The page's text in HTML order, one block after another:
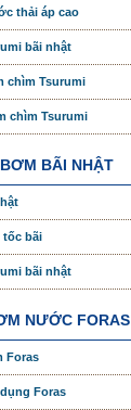
thải áp cao
bãi nhật
chìm Tsurumi
chìm Tsurumi
BÃI NHẬT
tốc bãi
bãi nhật
NƯỚC FORAS
Foras
Foras